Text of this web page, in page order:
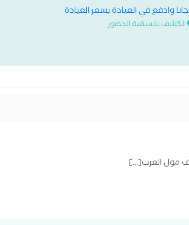
وادفع في العيادة بسعر العيادة
الكشف باسبقية الحضور
مول العرب[...]